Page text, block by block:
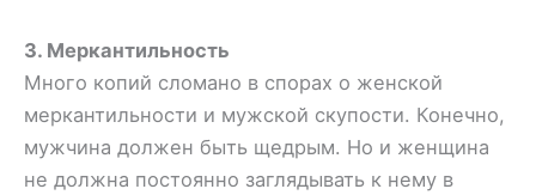
3. Меркантильность
Много копий сломано в спорах о женской
меркантильности и мужской скупости. Конечно,
мужчина должен быть щедрым. Но и женщина
не должна постоянно заглядывать к нему в